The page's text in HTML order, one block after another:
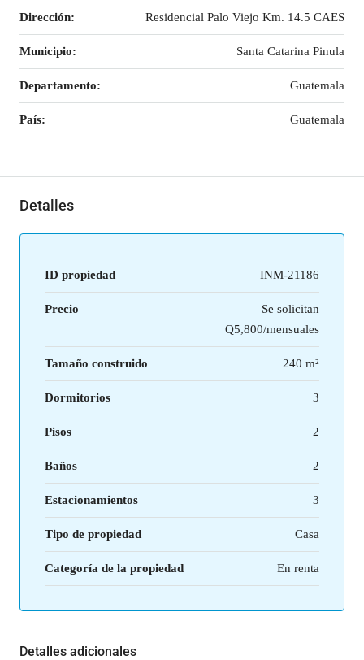
Dirección: Residencial Palo Viejo Km. 14.5 CAES
Municipio: Santa Catarina Pinula
Departamento: Guatemala
País: Guatemala
Detalles
ID propiedad INM-21186
Precio
Se solicitan
Q5,800/mensuales
Tamaño construido 240 m²
Dormitorios 3
Pisos 2
Baños 2
Estacionamientos 3
Tipo de propiedad Casa
Categoría de la propiedad En renta
Detalles adicionales